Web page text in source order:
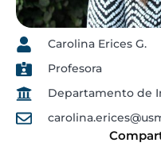
Carolina Erices G.
Profesora
Departamento de